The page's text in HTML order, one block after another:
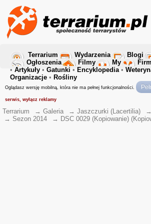
Terrarium Wydarzenia Blogi
Ogłoszenia
Filmy My
• Artykuły • Gatunki • Encyklopedia•
Organizacje • Rośliny
Oglądasz wersję mobilną, która nie ma pełnej funkcjonalności.
serwis, wyłącz reklamy
Terrarium → Galeria → Jaszczurki (Lacertilia) →
→ Sezon 2014 → DSC 0029 (Kopiowanie)